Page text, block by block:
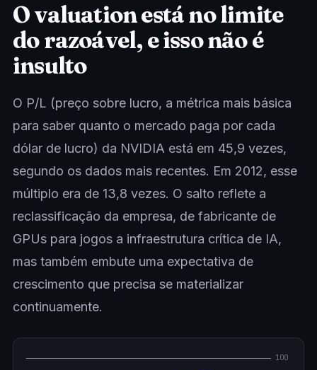
O valuation está no limite
do razoável, e isso não é
insulto
O P/L (preço sobre lucro, a métrica mais básica
para saber quanto o mercado paga por cada
dólar de lucro) da NVIDIA está em 45,9 vezes,
segundo os dados mais recentes. Em 2012, esse
múltiplo era de 13,8 vezes. O salto reflete a
reclassificação da empresa, de fabricante de
GPUs para jogos a infraestrutura crítica de IA,
mas também embute uma expectativa de
crescimento que precisa se materializar
continuamente.